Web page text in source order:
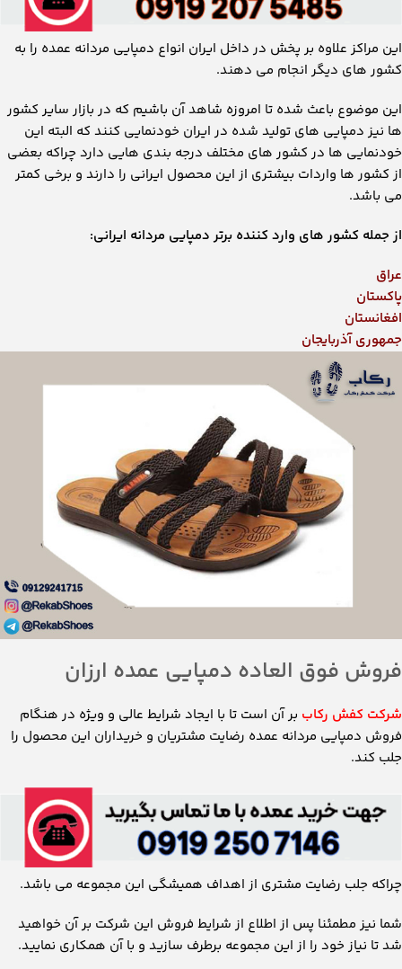
این مراکز علاوه بر پخش در داخل ایران انواع دمپایی مردانه عمده را به
کشور های دیگر انجام می دهند.
این موضوع باعث شده تا امروزه شاهد آن باشیم که در بازار سایر کشور
ها نیز دمپایی های تولید شده در ایران خودنمایی کنند که البته این
خودنمایی ها در کشور های مختلف درجه بندی هایی دارد چراکه بعضی
از کشور ها واردات بیشتری از این محصول ایرانی را دارند و برخی کمتر
می باشد.
از جمله کشور های وارد کننده برتر دمپایی مردانه ایرانی:
عراق
پاکستان
افغانستان
جمهوری آذربایجان
فروش فوق العاده دمپایی عمده ارزان
شرکت کفش رکاب بر آن است تا با ایجاد شرایط عالی و ویژه در هنگام
فروش دمپایی مردانه عمده رضایت مشتریان و خریداران این محصول را
جلب کند.
چراکه جلب رضایت مشتری از اهداف همیشگی این مجموعه می باشد.
شما نیز مطمئنا پس از اطلاع از شرایط فروش این شرکت بر آن خواهید
شد تا نیاز خود را از این مجموعه برطرف سازید و با آن همکاری نمایید.